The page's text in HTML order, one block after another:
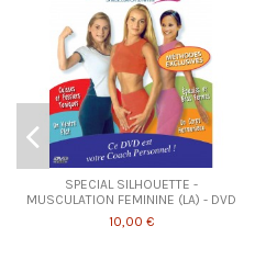
SPECIAL SILHOUETTE -
MUSCULATION FEMININE (LA) - DVD
10,00 €